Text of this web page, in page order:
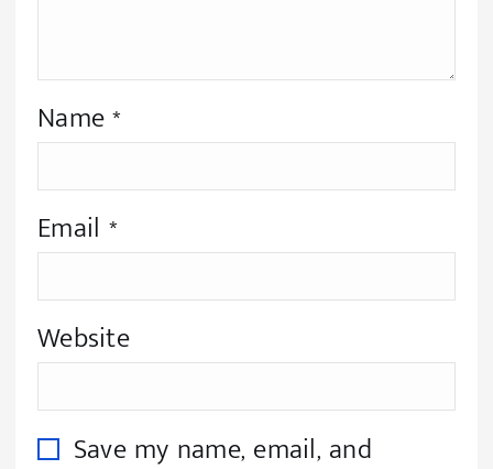
Name*
Email *
Website
Save my name, email, and